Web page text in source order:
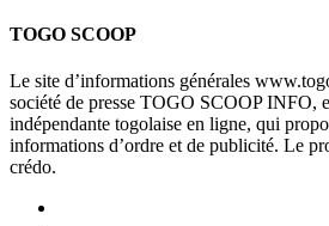
TOGO SCOOP
Le site d’informations générales
société de presse TOGO SCOOP INFO,
indépendante togolaise en ligne, qui
informations d’ordre et de publicité. Le
crédo.